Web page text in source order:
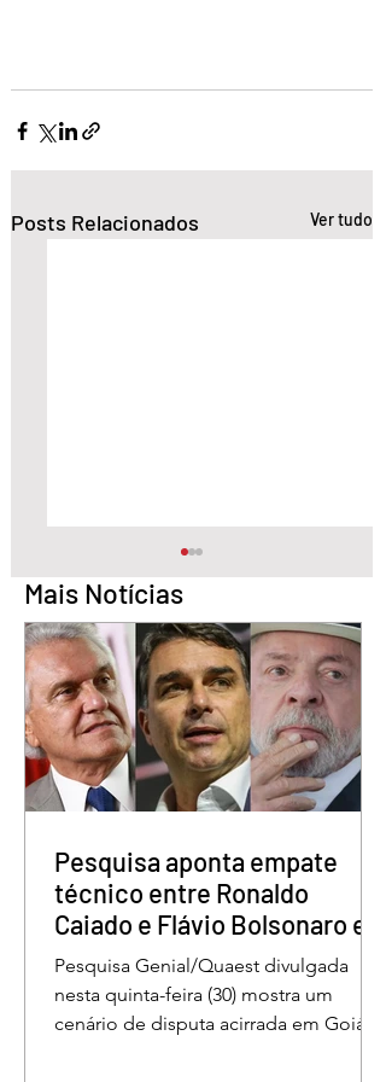
Posts Relacionados Ver tudo
Pesquisa aponta Daniel
Vilela na liderança da
disputa pelo Governo
de Goiás
Mais Notícias
Pesquisa aponta empate
técnico entre Ronaldo
Caiado e Flávio Bolsonaro em
Goiás
Pesquisa Genial/Quaest divulgada
nesta quinta-feira (30) mostra um
cenário de disputa acirrada em Goiás